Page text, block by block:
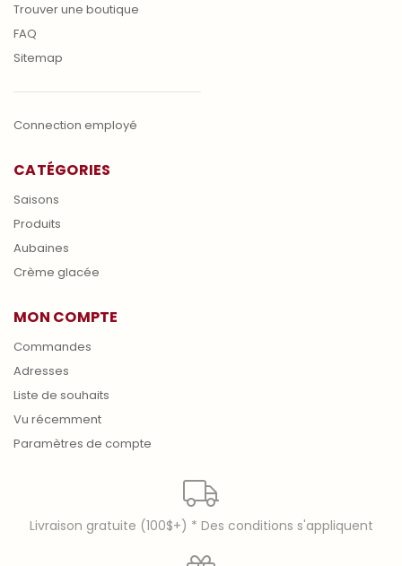
Trouver une boutique
FAQ
Sitemap
Connection employé
CATÉGORIES
Saisons
Produits
Aubaines
Crème glacée
MON COMPTE
Commandes
Adresses
Liste de souhaits
Vu récemment
Paramètres de compte
Livraison gratuite (100$+) * Des conditions s'appliquent